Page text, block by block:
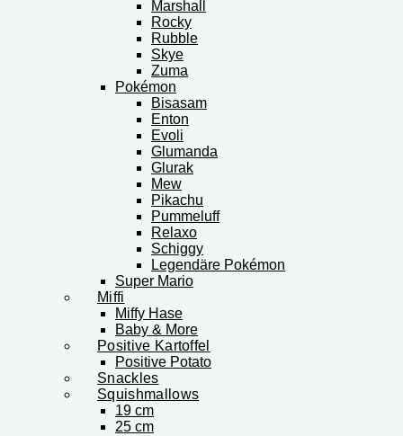
Marshall
Rocky
Rubble
Skye
Zuma
Pokémon
Bisasam
Enton
Evoli
Glumanda
Glurak
Mew
Pikachu
Pummeluff
Relaxo
Schiggy
Legendäre Pokémon
Super Mario
Miffi
Miffy Hase
Baby & More
Positive Kartoffel
Positive Potato
Snackles
Squishmallows
19 cm
25 cm